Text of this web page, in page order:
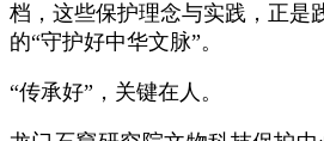
档，这些保护理念与实践，正是
的“守护好中华文脉”。
“传承好”，关键在人。